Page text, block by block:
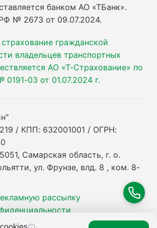
банком АО «ТБанк».
№ 2673 от 09.07.2024.
гражданской
владельцев транспортных
АО «Т-Страхование» по
03 от 01.07.2024 г.
/ КПП: 632001001 / ОГРН:
Самарская область, г. о.
ул. Фрунзе, влд. 8 , ком. 8-
рассылку